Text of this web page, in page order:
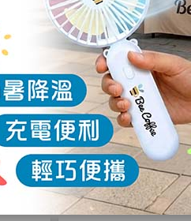
MX-0366S
加入查詢